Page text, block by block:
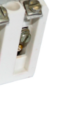
РЗА (шторы)
Штендеры
Щиты
диэлектрические